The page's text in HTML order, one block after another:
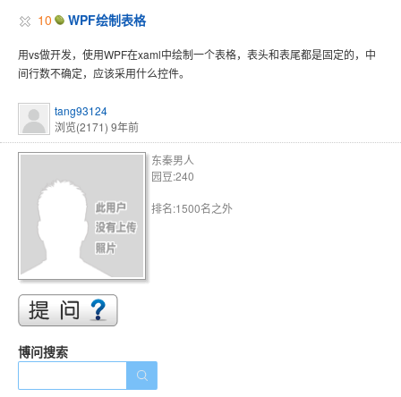
10 WPF绘制表格
用vs做开发，使用WPF在xaml中绘制一个表格，表头和表尾都是固定的，中
间行数不确定，应该采用什么控件。
tang93124
浏览(2171) 9年前
东秦男人
园豆:240
排名:1500名之外
博问搜索